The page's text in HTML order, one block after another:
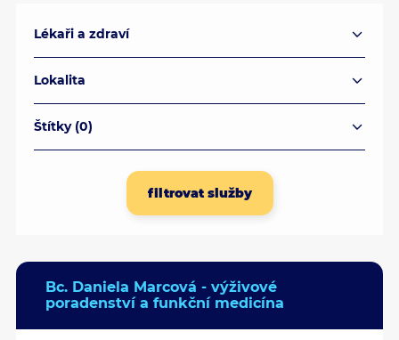
Lékaři a zdraví
Lokalita
Štítky (0)
filtrovat služby
Bc. Daniela Marcová - výživové
poradenství a funkční medicína